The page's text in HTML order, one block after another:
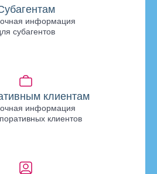
информация
субагентов
клиентам
информация
клиентов